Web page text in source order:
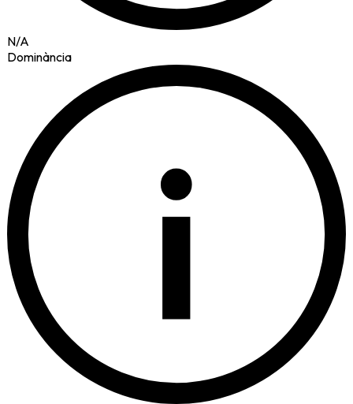
N/A
Dominància
i